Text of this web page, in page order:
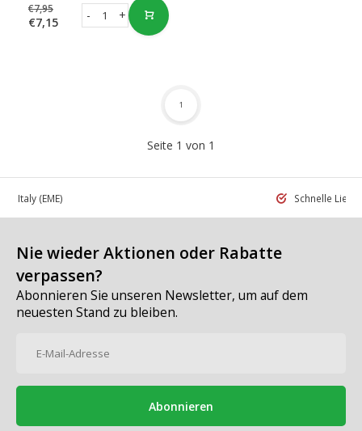
€7,95
€7,15 +
-
Seite 1 von 1
1
in Italy (EME) Schnelle
Nie wieder Aktionen oder Rabatte
verpassen?
Abonnieren Sie unseren Newsletter, um auf dem
neuesten Stand zu bleiben.
Abonnieren